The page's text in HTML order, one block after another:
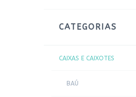
CATEGORIAS
CAIXAS E CAIXOTES
BAÚ